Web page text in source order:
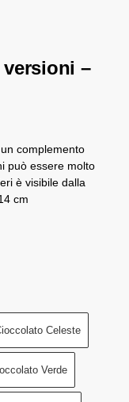
–
complemento
può essere molto
è visibile dalla
cm
Celeste
Verde